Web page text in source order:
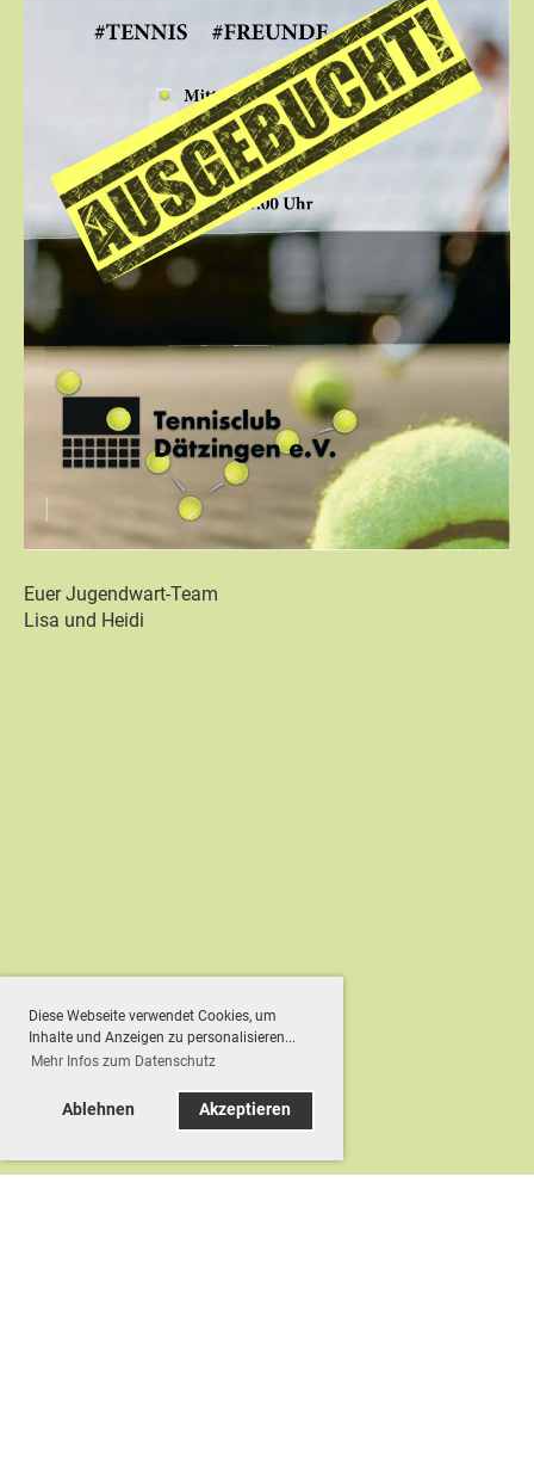
Diese Webseite verwendet Cookies, um
Inhalte und Anzeigen zu personalisieren...
Mehr Infos zum Datenschutz
Ablehnen Akzeptieren
Euer Jugendwart-Team
Lisa und Heidi